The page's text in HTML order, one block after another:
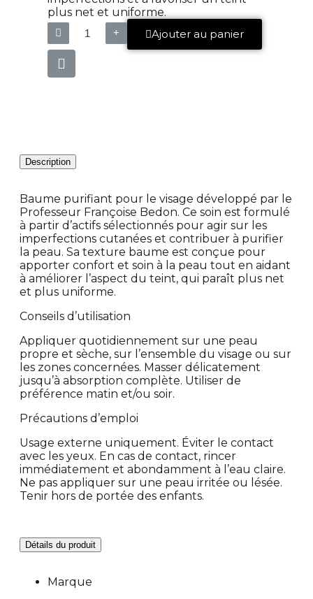
plus net et uniforme.
Ajouter au panier
Description
Baume purifiant pour le visage développé par le
Professeur Françoise Bedon. Ce soin est formulé
à partir d’actifs sélectionnés pour agir sur les
imperfections cutanées et contribuer à purifier
la peau. Sa texture baume est conçue pour
apporter confort et soin à la peau tout en aidant
à améliorer l’aspect du teint, qui paraît plus net
et plus uniforme.
Conseils d’utilisation
Appliquer quotidiennement sur une peau
propre et sèche, sur l’ensemble du visage ou sur
les zones concernées. Masser délicatement
jusqu’à absorption complète. Utiliser de
préférence matin et/ou soir.
Précautions d’emploi
Usage externe uniquement. Éviter le contact
avec les yeux. En cas de contact, rincer
immédiatement et abondamment à l’eau claire.
Ne pas appliquer sur une peau irritée ou lésée.
Tenir hors de portée des enfants.
Détails du produit
Marque